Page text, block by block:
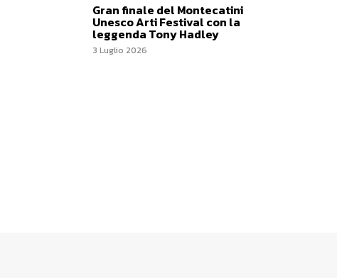
Gran finale del Montecatini
Unesco Arti Festival con la
leggenda Tony Hadley
3 Luglio 2026